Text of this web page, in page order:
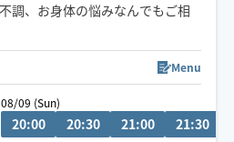
調、お身体の悩みなんでもご相
Menu
08/09 (Sun)
20:00 20:30 21:00 21:30